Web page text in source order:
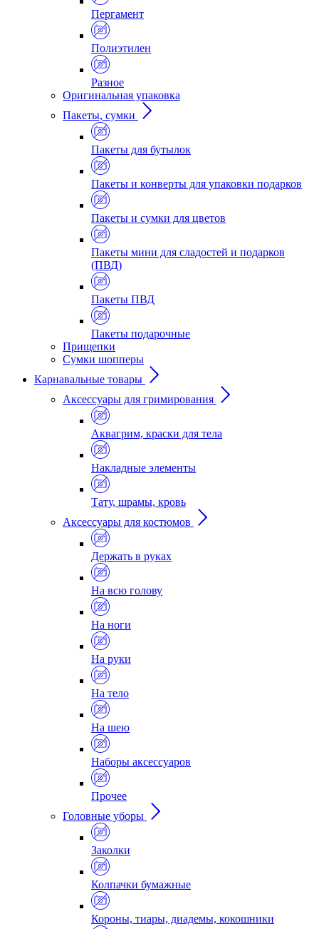
Пергамент
Полиэтилен
Разное
Оригинальная упаковка
Пакеты, сумки
Пакеты для бутылок
Пакеты и конверты для упаковки подарков
Пакеты и сумки для цветов
Пакеты мини для сладостей и подарков
(ПВД)
Пакеты ПВД
Пакеты подарочные
Прищепки
Сумки шопперы
Карнавальные товары
Аксессуары для гримирования
Аквагрим, краски для тела
Накладные элементы
Тату, шрамы, кровь
Аксессуары для костюмов
Держать в руках
На всю голову
На ноги
На руки
На тело
На шею
Наборы аксессуаров
Прочее
Головные уборы
Заколки
Колпачки бумажные
Короны, тиары, диадемы, кокошники